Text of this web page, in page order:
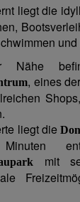
liegt die
Nähe
, eines
liegt die
mit